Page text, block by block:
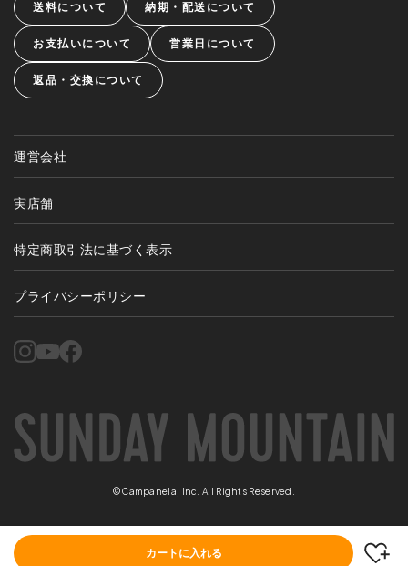
送料について 納期・配送について
お支払いについて 営業日について
返品・交換について
運営会社
実店舗
特定商取引法に基づく表示
プライバシーポリシー
©Campanela, Inc. All Rights Reserved.
カートに入れる